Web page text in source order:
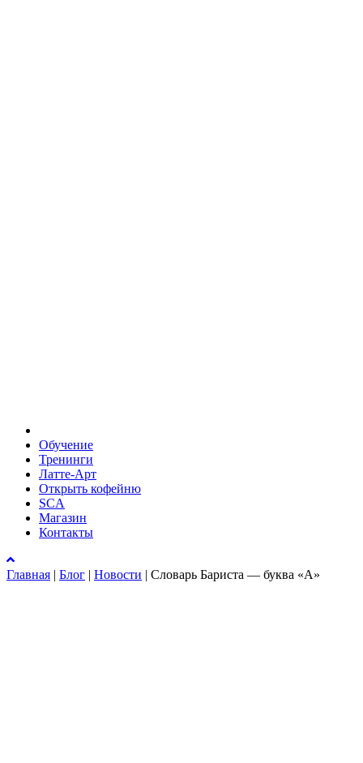
Обучение
Тренинги
Латте-Арт
Открыть кофейню
SCA
Магазин
Контакты
Главная | Блог | Новости | Словарь Бариста — буква «А»